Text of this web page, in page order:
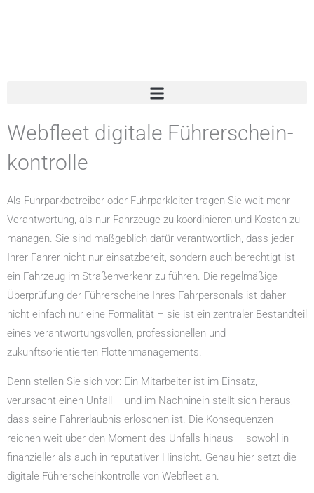
Webfleet digitale Führer­schein­
kon­trolle
Als Fuhrparkbetreiber oder Fuhrparkleiter tragen Sie weit mehr
Verantwortung, als nur Fahrzeuge zu koordinieren und Kosten zu
managen. Sie sind maßgeblich dafür verantwortlich, dass jeder
Ihrer Fahrer nicht nur einsatzbereit, sondern auch berechtigt ist,
ein Fahrzeug im Straßenverkehr zu führen. Die regelmäßige
Überprüfung der Führerscheine Ihres Fahrpersonals ist daher
nicht einfach nur eine Formalität – sie ist ein zentraler Bestandteil
eines verantwortungsvollen, professionellen und
zukunftsorientierten Flottenmanagements.
Denn stellen Sie sich vor: Ein Mitarbeiter ist im Einsatz,
verursacht einen Unfall – und im Nachhinein stellt sich heraus,
dass seine Fahrerlaubnis erloschen ist. Die Konsequenzen
reichen weit über den Moment des Unfalls hinaus – sowohl in
finanzieller als auch in reputativer Hinsicht. Genau hier setzt die
digitale Führerscheinkontrolle von Webfleet an.